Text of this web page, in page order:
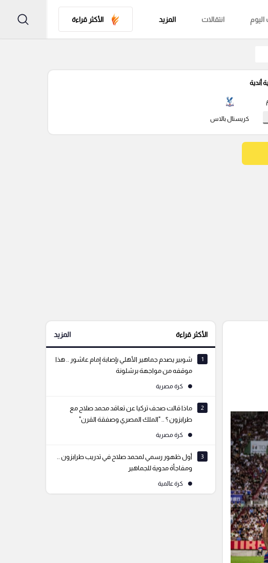
اليوم انتقالات المزيد الأكثر قراءة
أندية
كريستال بالاس
الأكثر قراءة المزيد
1
شوبير يصدم جماهير الأهلي بإصابة إمام عاشور .. هذا
موقفه من مواجهة برشلونة
كرة مصرية
2
ماذا قالت صحف تركيا عن تعاقد محمد صلاح مع
طرابزون ؟ .. "الملك المصري وصفقة القرن"
كرة مصرية
3
أول ظهور رسمي لمحمد صلاح في تدريب طرابزون ..
ومفاجأة مدوية للجماهير
كرة عالمية